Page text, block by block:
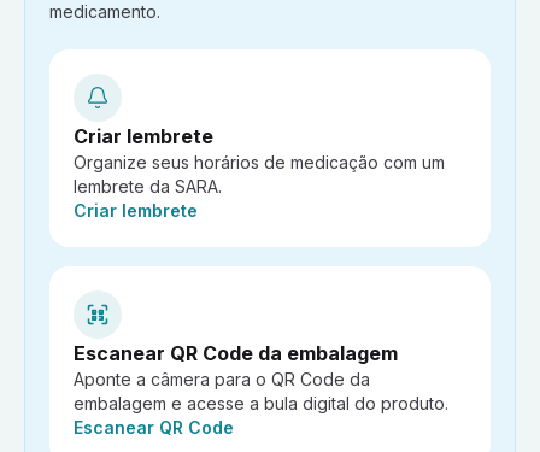
medicamento.
Criar lembrete
Organize seus horários de medicação com um
lembrete da SARA.
Ação:
Criar lembrete
Escanear QR Code da embalagem
Aponte a câmera para o QR Code da
embalagem e acesse a bula digital do produto.
Ação:
Escanear QR Code